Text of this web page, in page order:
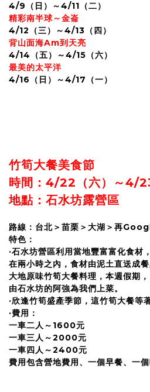
4/9（日）～4/11（二）
精彩南半球～金崙
4/12（三）～4/13（四）
背山面海Am到天亮
4/14（五）～4/15（六）
最美的太平洋
4/16（日）～4/17（一）
竹筍大餐美食節
時間：4/22（六）～4/
地點：石水坊露營區
路線：台北＞苗栗＞大湖＞再
特色：
·石水坊營區利用當地豐富富化食材，
在兩小時之內，食材由泥土直送成餐
大地原味竹筍大餐料理，本週假期，
由石水坊的阿強為我們上菜。
·欣逢竹筍盛產季節，這竹筍大餐等
·費用：
一車二人～1600元
一車三人～2000元
一車四人～2400元
費用包含營地費用、一個早餐、一